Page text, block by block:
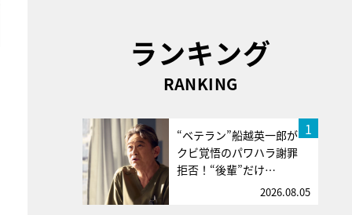
ランキング
RANKING
1
“ベテラン”船越英一郎が
クビ覚悟のパワハラ謝罪
拒否！“後輩”だけ…
2026.08.05